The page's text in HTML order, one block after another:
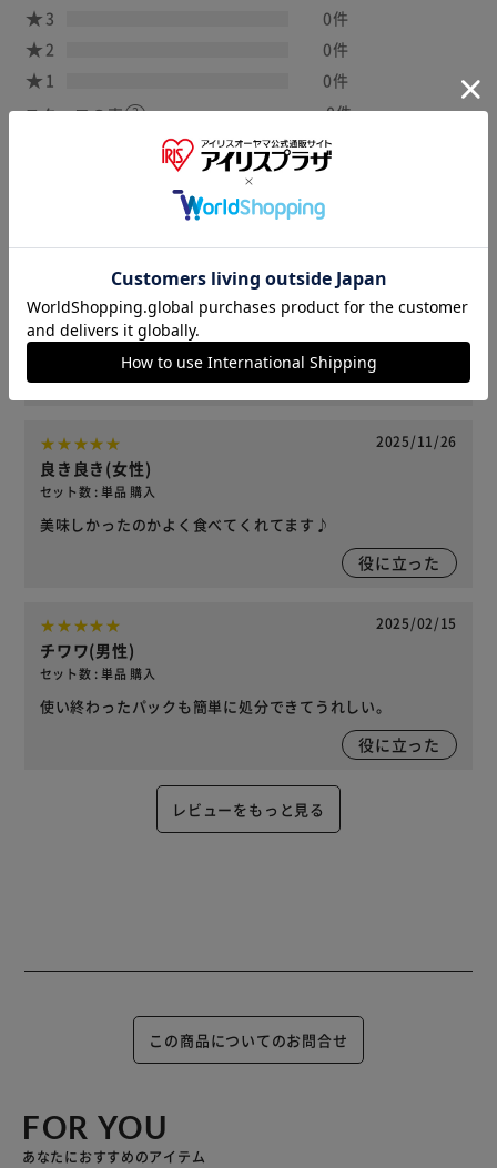
3
0件
2
0件
1
0件
スタッフの声
0件
セット数 : 単品 購入
安いのですがうちの子の大好物、コンビーフのような匂いで
食いつきすごいです。しかもヘルシー
役に立った
2025/11/26
良き良き(女性)
セット数 : 単品 購入
美味しかったのかよく食べてくれてます♪
役に立った
2025/02/15
チワワ(男性)
セット数 : 単品 購入
使い終わったパックも簡単に処分できてうれしい。
役に立った
レビューをもっと見る
この商品についてのお問合せ
FOR YOU
あなたにおすすめのアイテム